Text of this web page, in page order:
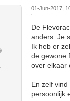
01-Jun-2017,
De
anders. Je
Ik heb er
de gewone
over elkaar
En zelf
persoonlijk